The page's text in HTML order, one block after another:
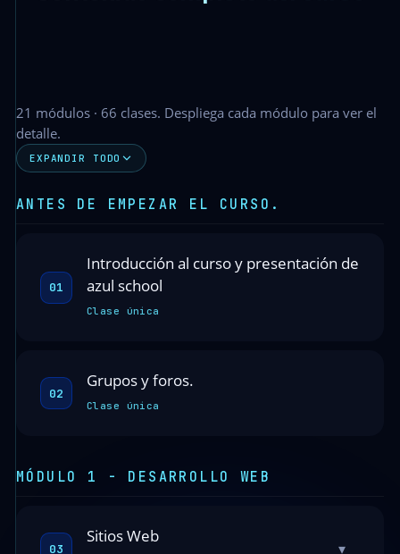
21 módulos · 66 clases. Despliega cada módulo para ver el
detalle.
EXPANDIR TODO
ANTES DE EMPEZAR EL CURSO.
01
Introducción al curso y presentación de
azul school
Clase única
02
Grupos y foros.
Clase única
MÓDULO 1 - DESARROLLO WEB
03
Sitios Web
▾